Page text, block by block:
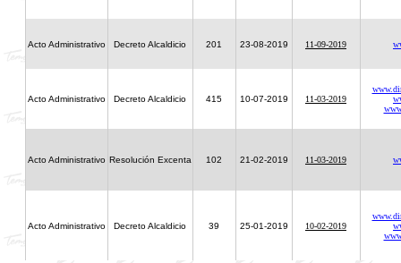
Acto Administrativo Decreto Alcaldicio 201 23-08-2019 11-09-2019
Acto Administrativo Decreto Alcaldicio 415 10-07-2019 11-03-2019
Acto Administrativo Resolución Excenta 102 21-02-2019 11-03-2019
Acto Administrativo Decreto Alcaldicio 39 25-01-2019 10-02-2019